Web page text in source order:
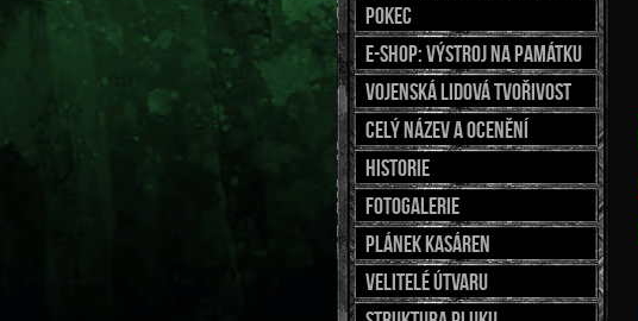
Pokec
E-shop: výstroj na památku
Vojenská lidová tvořivost
Celý název a ocenění
Historie
fotogalerie
Plánek kasáren
Velitelé útvaru